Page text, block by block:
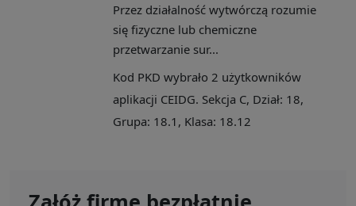
Przez działalność wytwórczą rozumie
się fizyczne lub chemiczne
przetwarzanie sur...
Kod PKD wybrało 2 użytkowników
aplikacji CEIDG. Sekcja C, Dział: 18,
Grupa: 18.1, Klasa: 18.12